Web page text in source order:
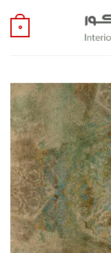
0